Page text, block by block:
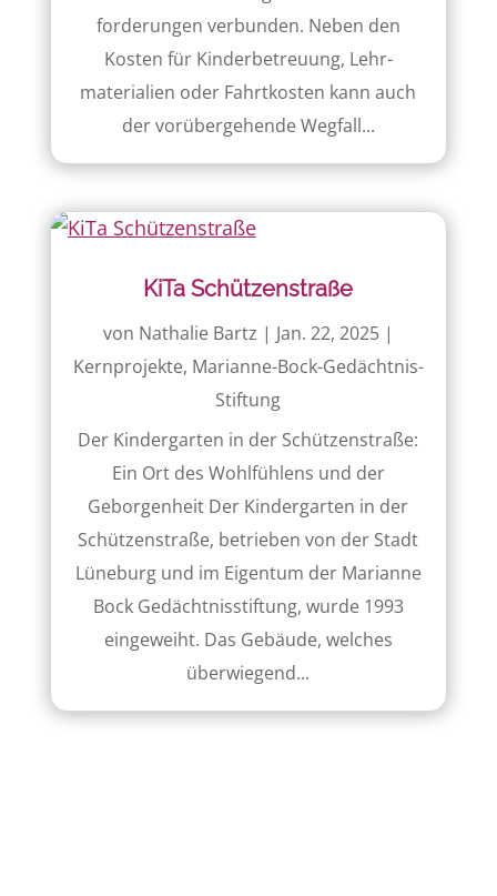
forderungen verbunden. Neben den
Kosten für Kinder­betreuung, Lehr­
materialien oder Fahrt­kosten kann auch
der vorüber­gehende Wegfall...
KiTa Schützenstraße
von Nathalie Bartz | Jan. 22, 2025|
Kernprojekte, Marianne-Bock-Gedächtnis-
Stiftung
Der Kindergarten in der Schützenstraße:
Ein Ort des Wohlfühlens und der
Geborgenheit Der Kindergarten in der
Schützenstraße, betrieben von der Stadt
Lüneburg und im Eigentum der Marianne
Bock Gedächtnisstiftung, wurde 1993
eingeweiht. Das Gebäude, welches
überwiegend...